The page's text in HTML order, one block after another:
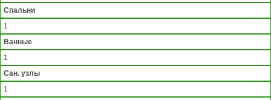
Спальни
1
Ванные
1
Сан. узлы
1